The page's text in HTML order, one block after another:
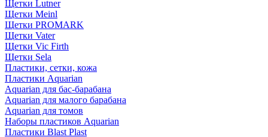
Щетки Lutner
Щетки Meinl
Щетки PROMARK
Щетки Vater
Щетки Vic Firth
Щетки Sela
Пластики, сетки, кожа
Пластики Aquarian
Aquarian для бас-барабана
Aquarian для малого барабана
Aquarian для томов
Наборы пластиков Aquarian
Пластики Blast Plast